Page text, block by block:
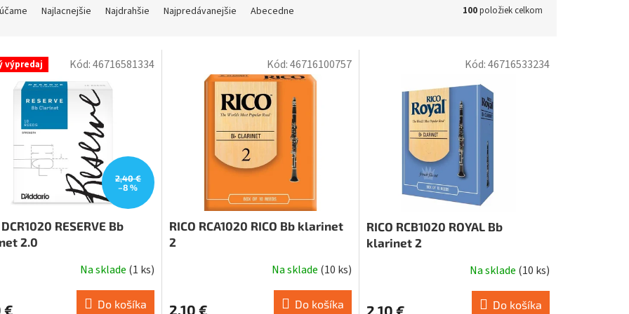
Najlacnejšie Najdrahšie Najpredávanejšie Abecedne 100položiek celkom
výpredaj
2,40 €
–8 %
DCR1020 RESERVE Bb
klarinet 2.0
Na sklade (1 ks)
€ Do košíka
Kód:46716581334
RICO RCA1020 RICO Bb klarinet
2
Na sklade (10 ks)
2,10 € Do košíka
Kód:46716100757
RICO RCB1020 ROYAL Bb
klarinet 2
Na sklade (10 ks)
2,10 € Do košíka
Kód:46716533234